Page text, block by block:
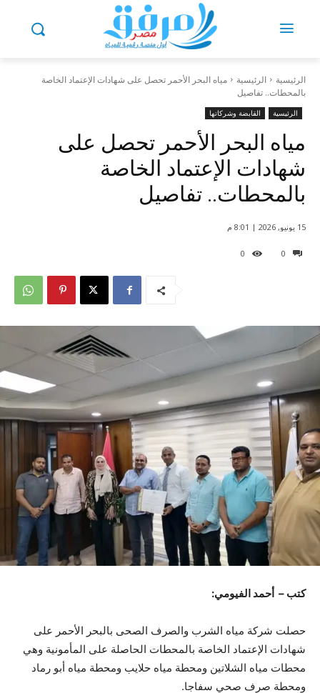
الرئيسية الرئيسية
مياه البحر الأحمر تحصل على شهادات الإعتماد الخاصة
بالمحطات.. تفاصيل
الرئيسية القابضة وشركاتها
مياه البحر الأحمر تحصل على
شهادات الإعتماد الخاصة
بالمحطات.. تفاصيل
0
0
15 يونيو, 2026 | 8:01 م
كتب – أحمد الفيومي:
حصلت شركة مياه الشرب والصرف الصحى بالبحر الأحمر على
شهادات الإعتماد الخاصة بالمحطات الحاصلة على المأمونية وهي
محطات مياه الشلاتين ومحطة مياه حلايب ومحطة مياه أبو رماد
ومحطة صرف صحي سفاجا.